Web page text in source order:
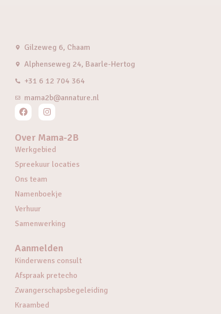
Gilzeweg 6, Chaam
Alphenseweg 24, Baarle-Hertog
+31 6 12 704 364
mama2b@annature.nl
Over Mama-2B
Werkgebied
Spreekuur locaties
Ons team
Namenboekje
Verhuur
Samenwerking
Aanmelden
Kinderwens consult
Afspraak pretecho
Zwangerschapsbegeleiding
Kraambed